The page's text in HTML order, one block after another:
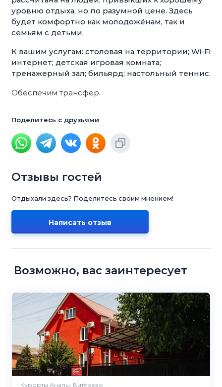
уровню отдыха, но по разумной цене. Здесь
будет комфортно как молодожёнам, так и
семьям с детьми.
К вашим услугам: столовая на территории; Wi-Fi
интернет; детская игровая комната;
тренажерный зал; бильярд; настольный теннис.
Обеспечим трансфер.
Поделитесь с друзьями
Отзывы гостей
Отдыхали здесь? Поделитесь своим мнением!
Написать отзыв
Возможно, вас заинтересует
Курорты Анапы, Витязево